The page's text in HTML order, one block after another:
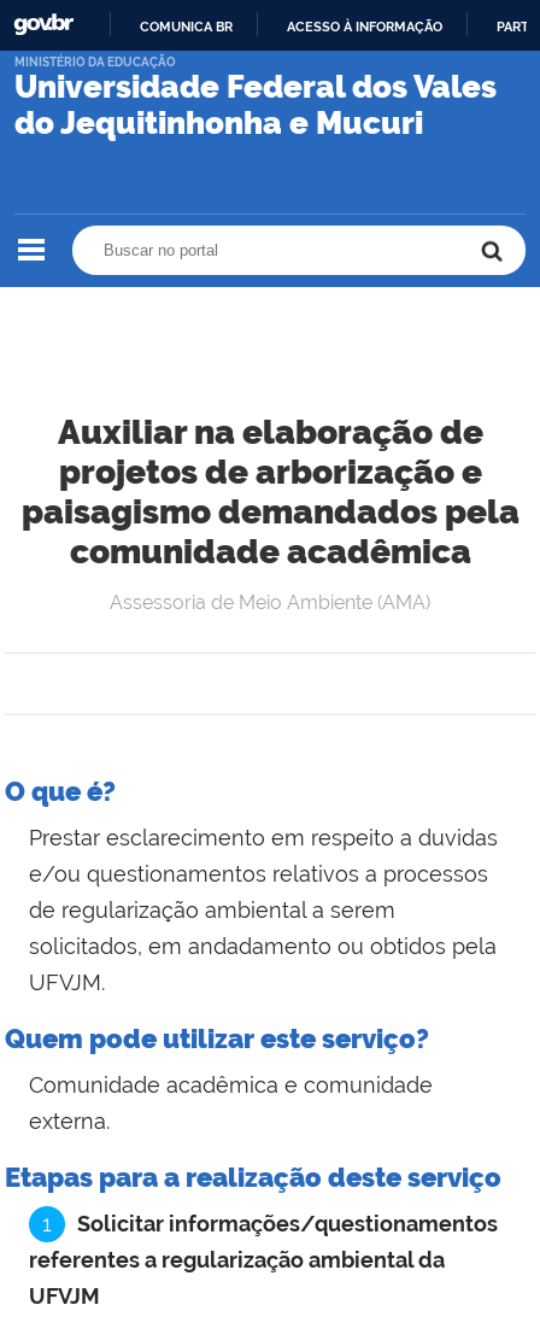
PARA
CONTEÚDO
COMUNICA BR ACESSO À INFORMAÇÃO
Universidade Federal dos Vales
do Jequitinhonha e Mucuri
MINISTÉRIO DA EDUCAÇÃO
Auxiliar na elaboração de
projetos de arborização e
paisagismo demandados pela
comunidade acadêmica
Assessoria de Meio Ambiente (AMA)
O que é?
Prestar esclarecimento em respeito a duvidas
e/ou questionamentos relativos a processos
de regularização ambiental a serem
solicitados, em andadamento ou obtidos pela
UFVJM.
Quem pode utilizar este serviço?
Comunidade acadêmica e comunidade
externa.
Etapas para a realização deste serviço
1
Solicitar informações/questionamentos
referentes a regularização ambiental da
UFVJM